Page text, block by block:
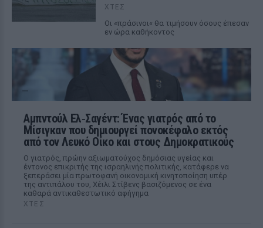
ΧΤΕΣ
Οι «πράσινοι« θα τιμήσουν όσους έπεσαν
εν ώρα καθήκοντος
Αμπντούλ Ελ‑Σαγέντ: Ένας γιατρός από το
Μίσιγκαν που δημιουργεί πονοκέφαλο εκτός
από τον Λευκό Οίκο και στους Δημοκρατικούς
Ο γιατρός, πρώην αξιωματούχος δημόσιας υγείας και
έντονος επικριτής της ισραηλινής πολιτικής, κατάφερε να
ξεπεράσει μία πρωτοφανή οικονομική κινητοποίηση υπέρ
της αντιπάλου του, Χέιλι Στίβενς βασιζόμενος σε ένα
καθαρά αντικαθεστωτικό αφήγημα
ΧΤΕΣ